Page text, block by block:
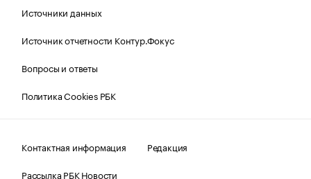
Источники данных
Источник отчетности Контур.Фокус
Вопросы и ответы
Политика Cookies РБК
Контактная информация
Редакция
Рассылка РБК Новости